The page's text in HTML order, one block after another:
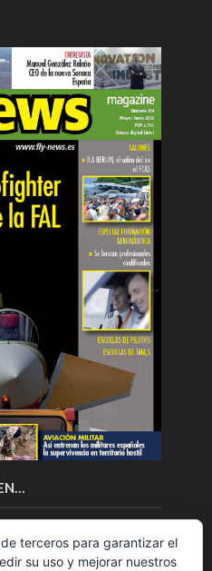
terceros para garantizar el
su uso y mejorar nuestros